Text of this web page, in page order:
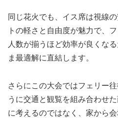
同じ花火でも、イス席は視線
トの軽さと自由度が魅力で、
人数が揃うほど効率が良くな
ま最適解に直結します。
さらにこの大会ではフェリー
うに交通と観覧を組み合わせ
に考えるのではなく、家から